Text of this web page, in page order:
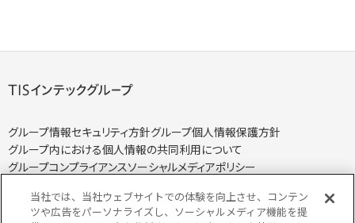
グループ情報セキュリティ方針グループ個人情報保護方針
グループ内における個人情報の共同利用について
グループコンプライアンスソーシャルメディアポリシー
当社では、当社ウェブサイトでの体験を向上させ、コンテン
ツや広告をパーソナライズし、ソーシャルメディア機能を提